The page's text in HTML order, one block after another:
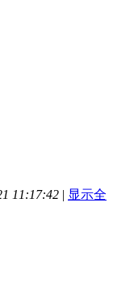
11:17:42 | 显示全